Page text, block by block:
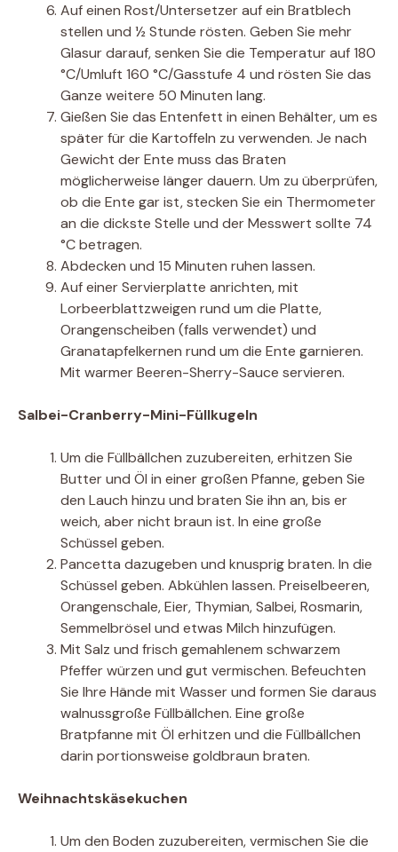
Auf einen Rost/Untersetzer auf ein Bratblech
stellen und ½ Stunde rösten. Geben Sie mehr
Glasur darauf, senken Sie die Temperatur auf 180
°C/Umluft 160 °C/Gasstufe 4 und rösten Sie das
Ganze weitere 50 Minuten lang.
Gießen Sie das Entenfett in einen Behälter, um es
später für die Kartoffeln zu verwenden. Je nach
Gewicht der Ente muss das Braten
möglicherweise länger dauern. Um zu überprüfen,
ob die Ente gar ist, stecken Sie ein Thermometer
an die dickste Stelle und der Messwert sollte 74
°C betragen.
Abdecken und 15 Minuten ruhen lassen.
Auf einer Servierplatte anrichten, mit
Lorbeerblattzweigen rund um die Platte,
Orangenscheiben (falls verwendet) und
Granatapfelkernen rund um die Ente garnieren.
Mit warmer Beeren-Sherry-Sauce servieren.
Salbei-Cranberry-Mini-Füllkugeln
Um die Füllbällchen zuzubereiten, erhitzen Sie
Butter und Öl in einer großen Pfanne, geben Sie
den Lauch hinzu und braten Sie ihn an, bis er
weich, aber nicht braun ist. In eine große
Schüssel geben.
Pancetta dazugeben und knusprig braten. In die
Schüssel geben. Abkühlen lassen. Preiselbeeren,
Orangenschale, Eier, Thymian, Salbei, Rosmarin,
Semmelbrösel und etwas Milch hinzufügen.
Mit Salz und frisch gemahlenem schwarzem
Pfeffer würzen und gut vermischen. Befeuchten
Sie Ihre Hände mit Wasser und formen Sie daraus
walnussgroße Füllbällchen. Eine große
Bratpfanne mit Öl erhitzen und die Füllbällchen
darin portionsweise goldbraun braten.
Weihnachtskäsekuchen
Um den Boden zuzubereiten, vermischen Sie die